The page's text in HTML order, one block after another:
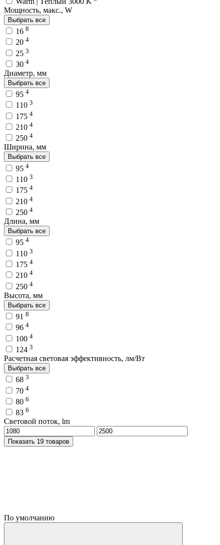
Мощность, макс., W
Выбрать все
16 8
20 4
25 3
30 4
Диаметр, мм
Выбрать все
95 4
110 3
175 4
210 4
250 4
Ширина, мм
Выбрать все
95 4
110 3
175 4
210 4
250 4
Длина, мм
Выбрать все
95 4
110 3
175 4
210 4
250 4
Высота, мм
Выбрать все
91 8
96 4
100 4
124 3
Расчетная световая эффективность, лм/Вт
Выбрать все
68 3
70 4
80 6
83 6
Световой поток, lm
Показать 19 товаров
По умолчанию